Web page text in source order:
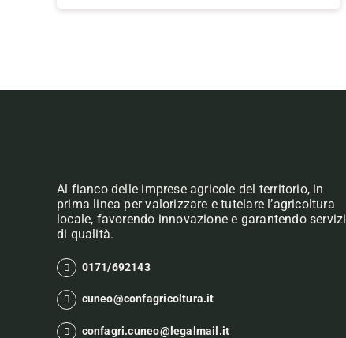
Al fianco delle imprese agricole del territorio, in
prima linea per valorizzare e tutelare l’agricoltura
locale, favorendo innovazione e garantendo servizi
di qualità.
0171/692143
cuneo@confagricoltura.it
confagri.cuneo@legalmail.it